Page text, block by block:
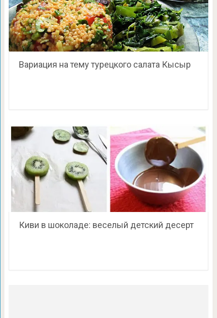
Вариация на тему турецкого салата Кысыр
Киви в шоколаде: веселый детский десерт